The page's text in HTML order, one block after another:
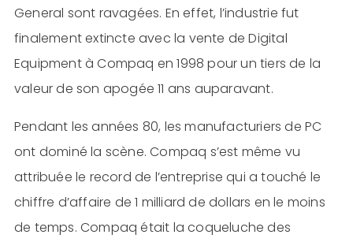
General sont ravagées. En effet, l’industrie fut
finalement extincte avec la vente de Digital
Equipment à Compaq en 1998 pour un tiers de la
valeur de son apogée 11 ans auparavant.
Pendant les années 80, les manufacturiers de PC
ont dominé la scène. Compaq s’est même vu
attribuée le record de l’entreprise qui a touché le
chiffre d’affaire de 1 milliard de dollars en le moins
de temps. Compaq était la coqueluche des